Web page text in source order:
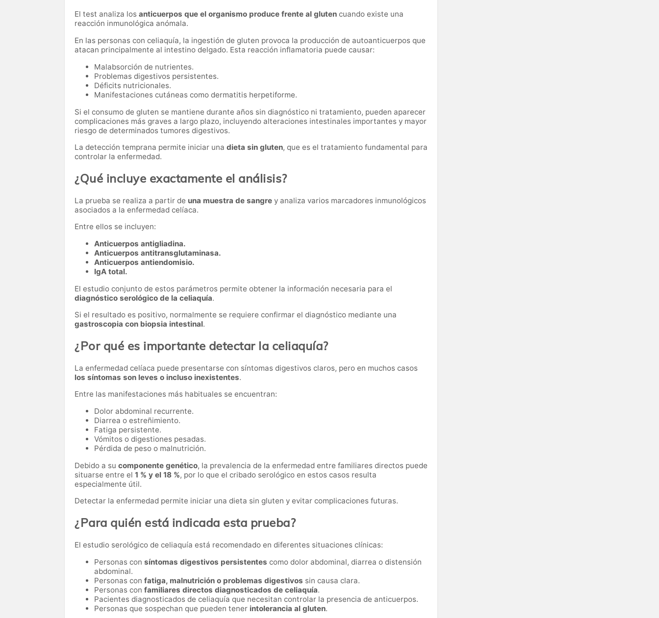
El test analiza los anticuerpos que el organismo produce frente al gluten cuando existe una
reacción inmunológica anómala.
En las personas con celiaquía, la ingestión de gluten provoca la producción de autoanticuerpos que
atacan principalmente al intestino delgado. Esta reacción inflamatoria puede causar:
Malabsorción de nutrientes.
Problemas digestivos persistentes.
Déficits nutricionales.
Manifestaciones cutáneas como dermatitis herpetiforme.
Si el consumo de gluten se mantiene durante años sin diagnóstico ni tratamiento, pueden aparecer
complicaciones más graves a largo plazo, incluyendo alteraciones intestinales importantes y mayor
riesgo de determinados tumores digestivos.
La detección temprana permite iniciar una dieta sin gluten, que es el tratamiento fundamental para
controlar la enfermedad.
¿Qué incluye exactamente el análisis?
La prueba se realiza a partir de una muestra de sangre y analiza varios marcadores inmunológicos
asociados a la enfermedad celíaca.
Entre ellos se incluyen:
Anticuerpos antigliadina.
Anticuerpos antitransglutaminasa.
Anticuerpos antiendomisio.
IgA total.
El estudio conjunto de estos parámetros permite obtener la información necesaria para el
diagnóstico serológico de la celiaquía.
Si el resultado es positivo, normalmente se requiere confirmar el diagnóstico mediante una
gastroscopia con biopsia intestinal.
¿Por qué es importante detectar la celiaquía?
La enfermedad celíaca puede presentarse con síntomas digestivos claros, pero en muchos casos
los síntomas son leves o incluso inexistentes.
Entre las manifestaciones más habituales se encuentran:
Dolor abdominal recurrente.
Diarrea o estreñimiento.
Fatiga persistente.
Vómitos o digestiones pesadas.
Pérdida de peso o malnutrición.
Debido a su componente genético, la prevalencia de la enfermedad entre familiares directos puede
situarse entre el 1 % y el 18 %, por lo que el cribado serológico en estos casos resulta
especialmente útil.
Detectar la enfermedad permite iniciar una dieta sin gluten y evitar complicaciones futuras.
¿Para quién está indicada esta prueba?
El estudio serológico de celiaquía está recomendado en diferentes situaciones clínicas:
Personas con síntomas digestivos persistentes como dolor abdominal, diarrea o distensión
abdominal.
Personas con fatiga, malnutrición o problemas digestivos sin causa clara.
Personas con familiares directos diagnosticados de celiaquía.
Pacientes diagnosticados de celiaquía que necesitan controlar la presencia de anticuerpos.
Personas que sospechan que pueden tener intolerancia al gluten.